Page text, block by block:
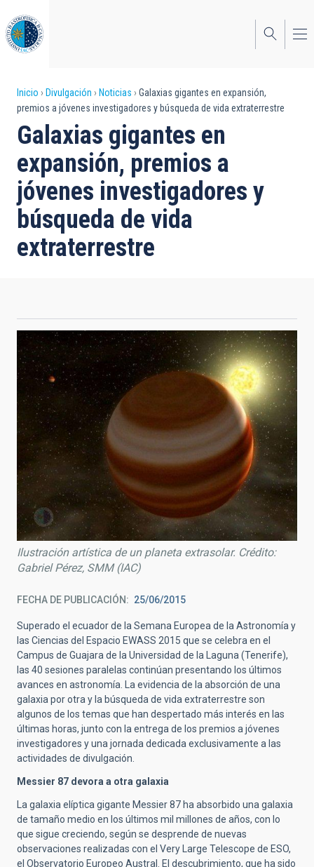
al
contenido
principal
Sobrescribir
enlaces
de
ayuda
a
la
navegación
Inicio Divulgación Noticias
Galaxias gigantes en expansión,
premios a jóvenes investigadores y búsqueda de vida extraterrestre
Galaxias gigantes en
expansión, premios a
jóvenes investigadores y
búsqueda de vida
extraterrestre
Ilustración artística de un planeta extrasolar. Crédito:
Gabriel Pérez, SMM (IAC)
FECHA DE PUBLICACIÓN 25/06/2015
Superado el ecuador de la Semana Europea de la Astronomía y
las Ciencias del Espacio EWASS 2015 que se celebra en el
Campus de Guajara de la Universidad de la Laguna (Tenerife),
las 40 sesiones paralelas continúan presentando los últimos
avances en astronomía. La evidencia de la absorción de una
galaxia por otra y la búsqueda de vida extraterrestre son
algunos de los temas que han despertado más interés en las
últimas horas, junto con la entrega de los premios a jóvenes
investigadores y una jornada dedicada exclusivamente a las
actividades de divulgación.
Messier 87 devora a otra galaxia
La galaxia elíptica gigante Messier 87 ha absorbido una galaxia
de tamaño medio en los últimos mil millones de años, con lo
que sigue creciendo, según se desprende de nuevas
observaciones realizadas con el Very Large Telescope de ESO,
el Observatorio Europeo Austral. El descubrimiento, que ha sido